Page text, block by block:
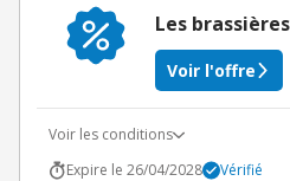
Les
Voir l'offre
Voir les conditions
Expire le 26/04/2028
Vérifié